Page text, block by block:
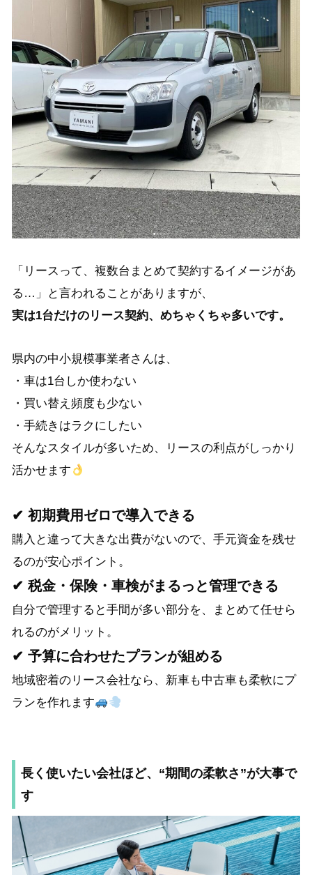
「リースって、複数台まとめて契約するイメージがあ
る…」と言われることがありますが、
実は1台だけのリース契約、めちゃくちゃ多いです。
県内の中小規模事業者さんは、
・車は1台しか使わない
・買い替え頻度も少ない
・手続きはラクにしたい
そんなスタイルが多いため、リースの利点がしっかり
活かせます
✔ 初期費用ゼロで導入できる
購入と違って大きな出費がないので、手元資金を残せ
るのが安心ポイント。
✔ 税金・保険・車検がまるっと管理できる
自分で管理すると手間が多い部分を、まとめて任せら
れるのがメリット。
✔ 予算に合わせたプランが組める
地域密着のリース会社なら、新車も中古車も柔軟にプ
ランを作れます
長く使いたい会社ほど、“期間の柔軟さ”が大事で
す